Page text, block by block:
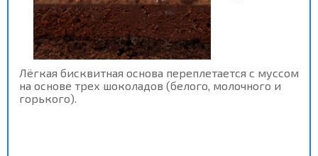
Лёгкая бисквитная основа переплетается с муссом
на основе трех шоколадов (белого, молочного и
горького).